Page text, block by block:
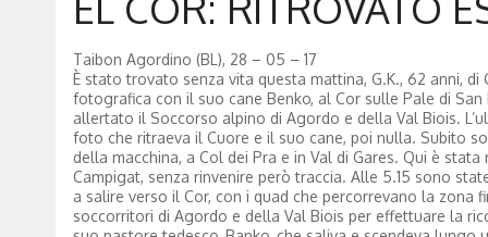
Taibon Agordino (BL), 28 – 05 – 17
È stato trovato senza vita questa mattina, G.K., 62 anni, di
fotografica con il suo cane Benko, al Cor sulle Pale di
allertato il Soccorso alpino di Agordo e della Val Biois.
foto che ritraeva il Cuore e il suo cane, poi nulla. Subito
della macchina, a Col dei Pra e in Val di Gares. Qui è
Campigat, senza rinvenire però traccia. Alle 5.15 sono
a salire verso il Cor, con i quad che percorrevano la zona
soccorritori di Agordo e della Val Biois per effettuare la